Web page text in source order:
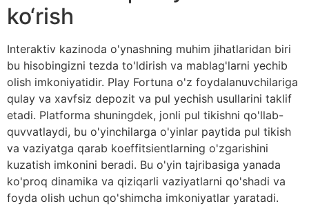
ko‘rish
Interaktiv kazinoda o'ynashning muhim jihatlaridan biri
bu hisobingizni tezda to'ldirish va mablag'larni yechib
olish imkoniyatidir. Play Fortuna o'z foydalanuvchilariga
qulay va xavfsiz depozit va pul yechish usullarini taklif
etadi. Platforma shuningdek, jonli pul tikishni qo'llab-
quvvatlaydi, bu o'yinchilarga o'yinlar paytida pul tikish
va vaziyatga qarab koeffitsientlarning o'zgarishini
kuzatish imkonini beradi. Bu o'yin tajribasiga yanada
ko'proq dinamika va qiziqarli vaziyatlarni qo'shadi va
foyda olish uchun qo'shimcha imkoniyatlar yaratadi.